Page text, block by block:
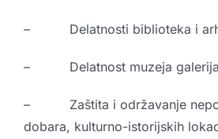
– Delatnosti biblioteka i
– Delatnost muzeja galerija
– Zaštita i održavanje
dobara, kulturno-istorijskih